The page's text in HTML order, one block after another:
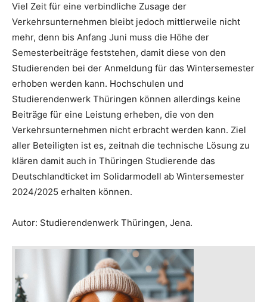
Viel Zeit für eine verbindliche Zusage der
Verkehrsunternehmen bleibt jedoch mittlerweile nicht
mehr, denn bis Anfang Juni muss die Höhe der
Semesterbeiträge feststehen, damit diese von den
Studierenden bei der Anmeldung für das Wintersemester
erhoben werden kann. Hochschulen und
Studierendenwerk Thüringen können allerdings keine
Beiträge für eine Leistung erheben, die von den
Verkehrsunternehmen nicht erbracht werden kann. Ziel
aller Beteiligten ist es, zeitnah die technische Lösung zu
klären damit auch in Thüringen Studierende das
Deutschlandticket im Solidarmodell ab Wintersemester
2024/2025 erhalten können.
Autor: Studierendenwerk Thüringen, Jena.